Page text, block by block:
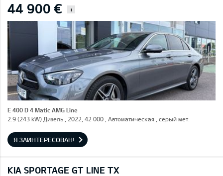
44 900 € i
E 400 D 4 Matic AMG Line
2.9 (243 kW) Дизель , 2022, 42 000 , Автоматическая , серый мет.
Я ЗАИНТЕРЕСОВАН!
KIA SPORTAGE GT LINE TX